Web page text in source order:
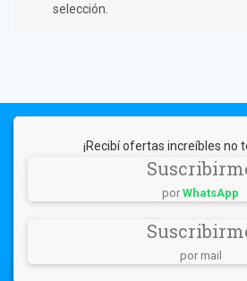
selección.
¡Recibí ofertas increíbles no
por WhatsApp
por mail